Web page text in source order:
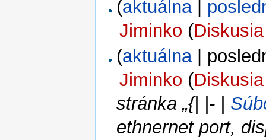
(aktuálna|
Jiminko (Diskusia
(aktuálna|
Jiminko (Diskusia
stránka „{| |- |
ethnernet port,